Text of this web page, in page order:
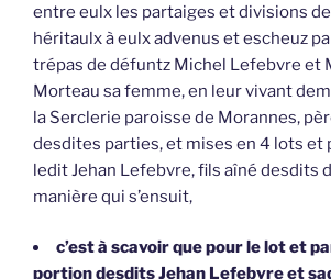
entre eulx les partaiges et divisions
héritaulx à eulx advenus et escheuz
trépas de défuntz Michel Lefebvre et
Morteau sa femme, en leur vivant
la Serclerie paroisse de Morannes,
desdites parties, et mises en 4 lots et
ledit Jehan Lefebvre, fils aîné desdits
manière qui s’ensuit,
c’est à scavoir que pour le lot et
portion desdits Jehan Lefebvre et